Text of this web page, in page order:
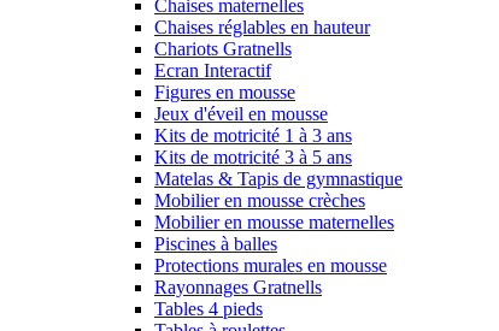
Chaises maternelles
Chaises réglables en hauteur
Chariots Gratnells
Ecran Interactif
Figures en mousse
Jeux d'éveil en mousse
Kits de motricité 1 à 3 ans
Kits de motricité 3 à 5 ans
Matelas & Tapis de gymnastique
Mobilier en mousse crèches
Mobilier en mousse maternelles
Piscines à balles
Protections murales en mousse
Rayonnages Gratnells
Tables 4 pieds